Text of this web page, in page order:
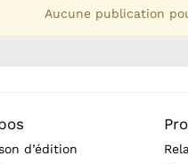
Aucune publication
d’édition